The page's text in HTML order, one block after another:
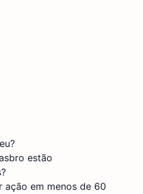
estão
ação em menos de 60